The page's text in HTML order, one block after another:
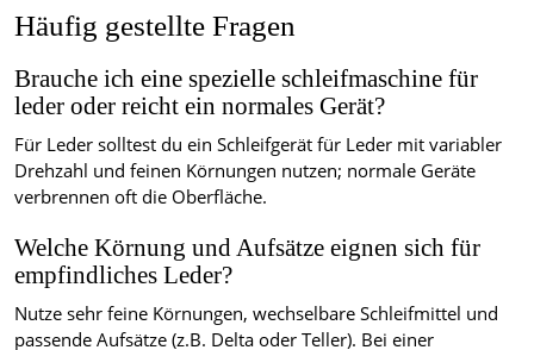
Häufig gestellte Fragen
Brauche ich eine spezielle schleifmaschine für
leder oder reicht ein normales Gerät?
Für Leder solltest du ein Schleifgerät für Leder mit variabler
Drehzahl und feinen Körnungen nutzen; normale Geräte
verbrennen oft die Oberfläche.
Welche Körnung und Aufsätze eignen sich für
empfindliches Leder?
Nutze sehr feine Körnungen, wechselbare Schleifmittel und
passende Aufsätze (z.B. Delta oder Teller). Bei einer